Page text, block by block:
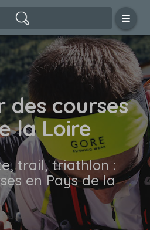
des courses
la Loire
trail, triathlon :
en Pays de la